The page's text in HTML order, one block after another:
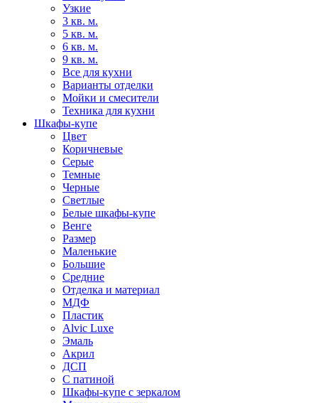
Узкие
3 кв. м.
5 кв. м.
6 кв. м.
9 кв. м.
Все для кухни
Варианты отделки
Мойки и смесители
Техника для кухни
Шкафы-купе
Цвет
Коричневые
Серые
Темные
Черные
Светлые
Белые шкафы-купе
Венге
Размер
Маленькие
Большие
Средние
Отделка и материал
МДФ
Пластик
Alvic Luxe
Эмаль
Акрил
ДСП
С патиной
Шкафы-купе с зеркалом